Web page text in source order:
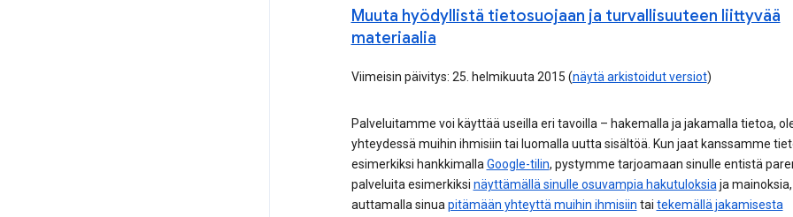
Muuta hyödyllistä tietosuojaan ja turvallisuuteen liittyvää
materiaalia
Viimeisin päivitys: 25. helmikuuta 2015 (näytä arkistoidut versiot)
Palveluitamme voi käyttää useilla eri tavoilla – hakemalla ja jakamalla tietoa,
yhteydessä muihin ihmisiin tai luomalla uutta sisältöä. Kun jaat kanssamme
esimerkiksi hankkimallaGoogle-tilin, pystymme tarjoamaan sinulle entistä
palveluita esimerkiksi näyttämällä sinulle osuvampia hakutuloksiaja mainoksia,
auttamalla sinuapitämään yhteyttä muihin ihmisiin tai tekemällä jakamisesta